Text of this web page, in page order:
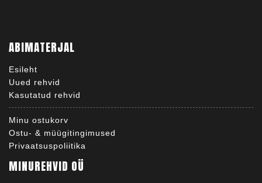
ABIMATERJAL
Esileht
Uued rehvid
Kasutatud rehvid
Minu ostukorv
Ostu- & müügitingimused
Privaatsuspoliitika
MINUREHVID OÜ